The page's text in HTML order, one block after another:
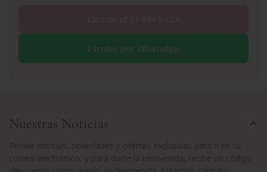
Escribir por WhatsApp
Nuestras Noticias
Recibe noticias, novedades y ofertas exclusivas para ti en tu
correo electrónico, y para darte la bienvenida, recibe un código